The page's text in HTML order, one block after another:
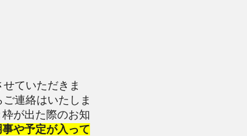
せていただきま
連絡はいたしま
が出た際のお知
や予定が入って